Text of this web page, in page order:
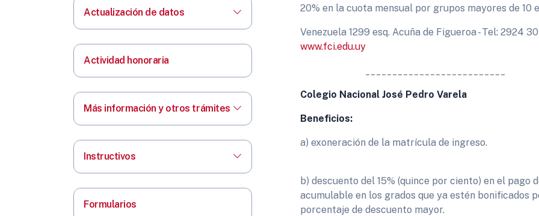
Actualización de datos
Actividad honoraria
Más información y otros trámites
Instructivos
Formularios
20% en la cuota mensual por grupos mayores de 10
Venezuela 1299 esq. Acuña de Figueroa - Tel: 2924
www.fci.edu.uy
Colegio Nacional José Pedro Varela
Beneficios:
a) exoneración de la matrícula de ingreso.
b) descuento del 15% (quince por ciento) en el pago
acumulable en los grados que ya estén bonificados
porcentaje de descuento mayor.